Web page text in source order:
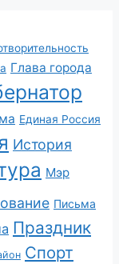
Глава города
Единая Россия
История
Мэр
Письма
Праздник
Спорт